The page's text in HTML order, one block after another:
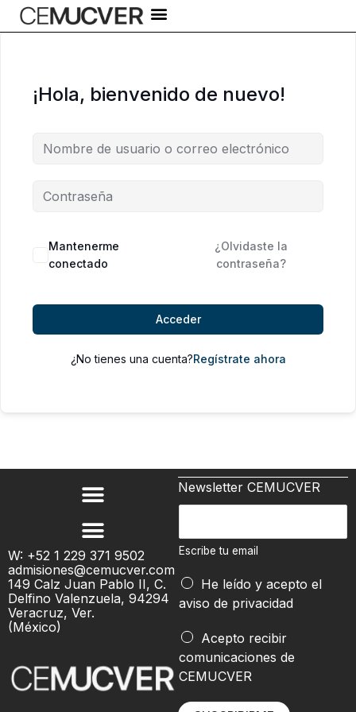
al
¡Hola, bienvenido de nuevo!
Alternative:
Mantenerme
conectado
¿Olvidaste la
contraseña?
Acceder
¿No tienes una cuenta?Regístrate ahora
W: +52 1 229 371 9502
admisiones@cemucver.com
149 Calz Juan Pablo II, C.
Delfino Valenzuela, 94294
Veracruz, Ver.
(México)
Newsletter CEMUCVER
t
t
c
i
b
e
u
e
m
Escribe tu email
He leído y acepto el
aviso de privacidad
Acepto recibir
comunicaciones de
CEMUCVER